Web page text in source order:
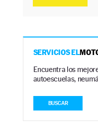
SERVICIOS EL
Encuentra los
autoescuelas,
BUSCAR